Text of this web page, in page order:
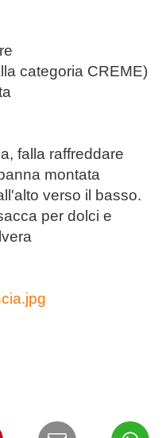
categoria CREME)
falla raffreddare
montata
verso il basso.
per dolci e